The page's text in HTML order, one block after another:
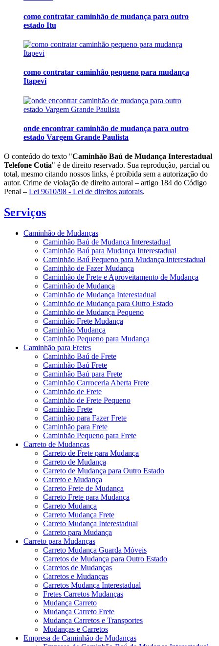
como contratar caminhão de mudança para outro
estado Itu
como contratar caminhão pequeno para mudança
Itapevi
onde encontrar caminhão de mudança para outro
estado Vargem Grande Paulista
O conteúdo do texto "Caminhão Baú de Mudança Interestadual
Telefone Cotia" é de direito reservado. Sua reprodução, parcial ou
total, mesmo citando nossos links, é proibida sem a autorização do
autor. Crime de violação de direito autoral – artigo 184 do Código
Penal – Lei 9610/98 - Lei de direitos autorais.
Serviços
Caminhão de Mudanças
Caminhão Baú de Mudança Interestadual
Caminhão Baú para Mudança Interestadual
Caminhão Baú Pequeno para Mudança Interestadual
Caminhão de Fazer Mudança
Caminhão de Frete e Aproveitamento de Mudança
Caminhão de Mudança
Caminhão de Mudança Interestadual
Caminhão de Mudança para Outro Estado
Caminhão de Mudança Pequeno
Caminhão Frete Mudança
Caminhão Mudança
Caminhão Pequeno para Mudança
Caminhão para Fretes
Caminhão Baú de Frete
Caminhão Baú Frete
Caminhão Baú para Frete
Caminhão Carroceria Aberta Frete
Caminhão de Frete
Caminhão de Frete Pequeno
Caminhão Frete
Caminhão para Fazer Frete
Caminhão para Frete
Caminhão Pequeno para Frete
Carreto de Mudanças
Carreto de Frete para Mudança
Carreto de Mudança
Carreto de Mudança para Outro Estado
Carreto e Mudança
Carreto Frete de Mudança
Carreto Frete para Mudança
Carreto Mudança
Carreto Mudança Frete
Carreto Mudança Interestadual
Carreto para Mudança
Carreto para Mudanças
Carreto Mudança Guarda Móveis
Carretos de Mudança para Outro Estado
Carretos de Mudanças
Carretos e Mudanças
Carretos Mudança Interestadual
Fretes Carretos Mudanças
Mudança Carreto
Mudança Carreto Frete
Mudança Carretos e Transportes
Mudanças e Carretos
Empresa de Caminhão de Mudanças